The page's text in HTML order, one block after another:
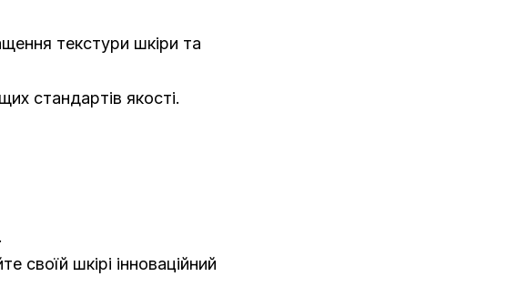
текстури шкіри та
стандартів якості.
шкірі інноваційний